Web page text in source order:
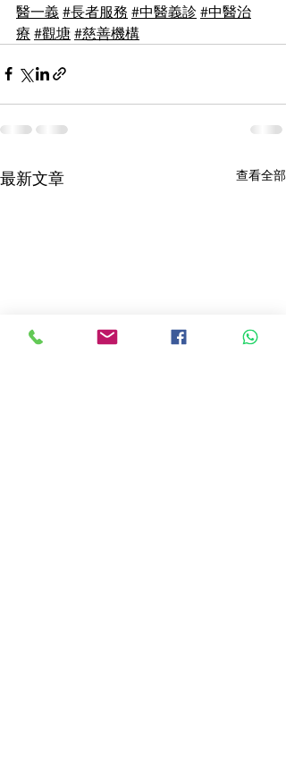
醫一義 #長者服務 #中醫義診 #中醫治
療 #觀塘 #慈善機構
最新文章 查看全部